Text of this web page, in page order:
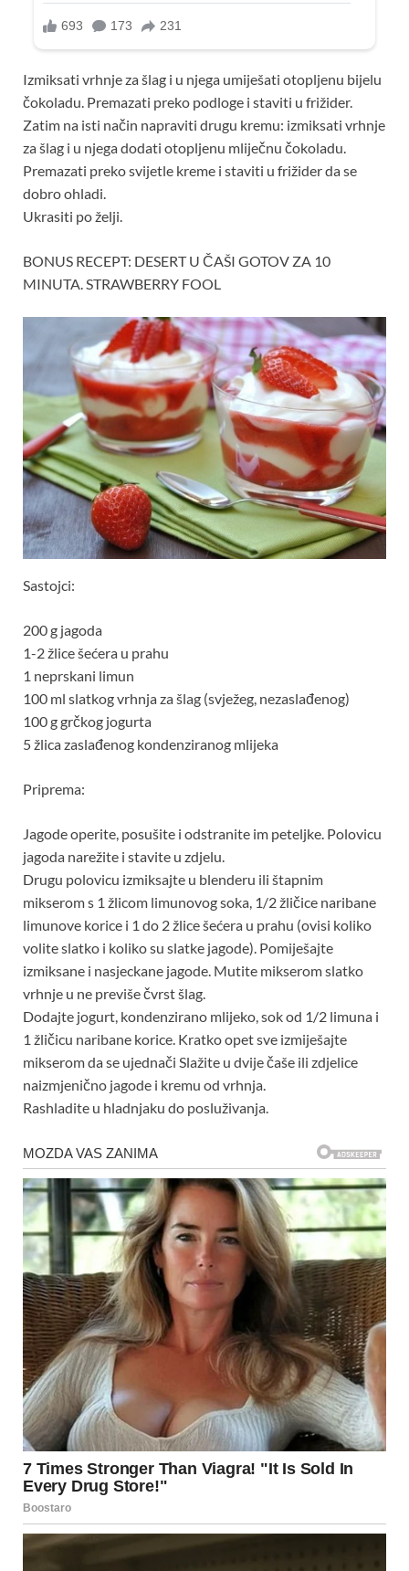
Izmiksati vrhnje za šlag i u njega umiješati otopljenu bijelu
čokoladu. Premazati preko podloge i staviti u frižider.
Zatim na isti način napraviti drugu kremu: izmiksati vrhnje
za šlag i u njega dodati otopljenu mliječnu čokoladu.
Premazati preko svijetle kreme i staviti u frižider da se
dobro ohladi.
Ukrasiti po želji.
BONUS RECEPT: DESERT U ČAŠI GOTOV ZA 10
MINUTA. STRAWBERRY FOOL
Sastojci:
200 g jagoda
1-2 žlice šećera u prahu
1 neprskani limun
100 ml slatkog vrhnja za šlag (svježeg, nezaslađenog)
100 g grčkog jogurta
5 žlica zaslađenog kondenziranog mlijeka
Priprema:
Jagode operite, posušite i odstranite im peteljke. Polovicu
jagoda narežite i stavite u zdjelu.
Drugu polovicu izmiksajte u blenderu ili štapnim
mikserom s 1 žlicom limunovog soka, 1/2 žličice naribane
limunove korice i 1 do 2 žlice šećera u prahu (ovisi koliko
volite slatko i koliko su slatke jagode). Pomiješajte
izmiksane i nasjeckane jagode. Mutite mikserom slatko
vrhnje u ne previše čvrst šlag.
Dodajte jogurt, kondenzirano mlijeko, sok od 1/2 limuna i
1 žličicu naribane korice. Kratko opet sve izmiješajte
mikserom da se ujednači Slažite u dvije čaše ili zdjelice
naizmjenično jagode i kremu od vrhnja.
Rashladite u hladnjaku do posluživanja.